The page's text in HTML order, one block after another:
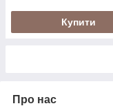
Купити
Про нас